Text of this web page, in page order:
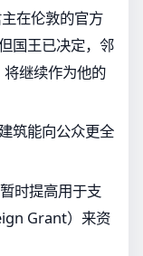
在伦敦的官方
国王已决定，邻
继续作为他的
筑能向公众更全
时提高用于支
Grant）来资